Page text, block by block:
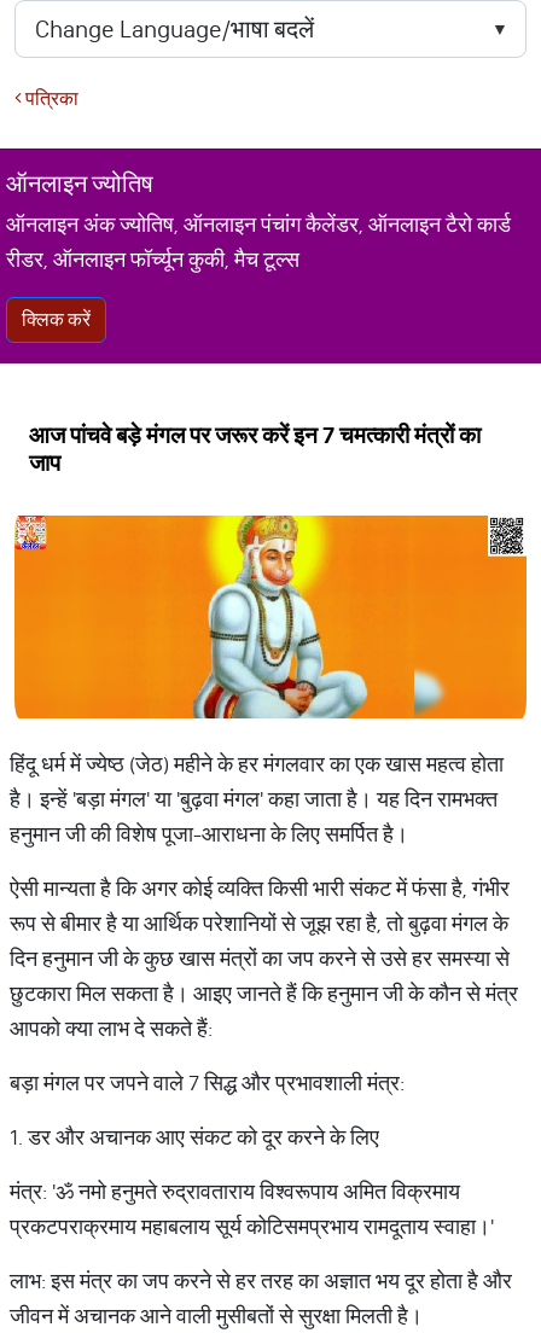
पत्रिका
ऑनलाइन ज्योतिष
ऑनलाइन अंक ज्योतिष, ऑनलाइन पंचांग कैलेंडर, ऑनलाइन टैरो कार्ड
रीडर, ऑनलाइन फॉर्च्यून कुकी, मैच टूल्स
क्लिक करें
आज पांचवे बड़े मंगल पर जरूर करें इन 7 चमत्कारी मंत्रों का
जाप
हिंदू धर्म में ज्येष्ठ (जेठ) महीने के हर मंगलवार का एक खास महत्व होता
है। इन्हें 'बड़ा मंगल' या 'बुढ़वा मंगल' कहा जाता है। यह दिन रामभक्त
हनुमान जी की विशेष पूजा-आराधना के लिए समर्पित है।
ऐसी मान्यता है कि अगर कोई व्यक्ति किसी भारी संकट में फंसा है, गंभीर
रूप से बीमार है या आर्थिक परेशानियों से जूझ रहा है, तो बुढ़वा मंगल के
दिन हनुमान जी के कुछ खास मंत्रों का जप करने से उसे हर समस्या से
छुटकारा मिल सकता है। आइए जानते हैं कि हनुमान जी के कौन से मंत्र
आपको क्या लाभ दे सकते हैं:
बड़ा मंगल पर जपने वाले 7 सिद्ध और प्रभावशाली मंत्र:
1. डर और अचानक आए संकट को दूर करने के लिए
मंत्र: 'ॐ नमो हनुमते रुद्रावताराय विश्वरूपाय अमित विक्रमाय
प्रकटपराक्रमाय महाबलाय सूर्य कोटिसमप्रभाय रामदूताय स्वाहा।'
लाभ: इस मंत्र का जप करने से हर तरह का अज्ञात भय दूर होता है और
जीवन में अचानक आने वाली मुसीबतों से सुरक्षा मिलती है।